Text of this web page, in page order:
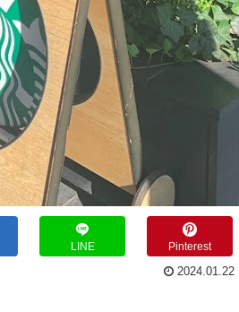
LINE Pinterest
2024.01.22